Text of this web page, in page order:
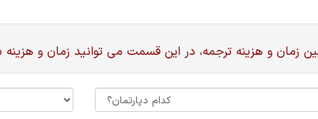
زمان و هزینه ترجمه، در این قسمت می توانید زمان و